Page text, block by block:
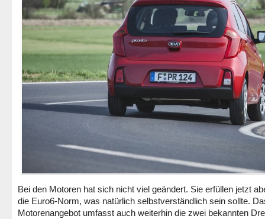
Bei den Motoren hat sich nicht viel geändert. Sie erfüllen jetzt
die Euro6-Norm, was natürlich selbstverständlich sein sollte.
Motorenangebot umfasst auch weiterhin die zwei bekannten